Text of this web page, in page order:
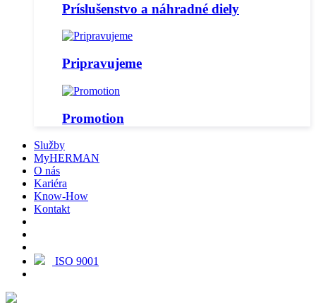
Príslušenstvo a náhradné diely
Pripravujeme
Promotion
Služby
MyHERMAN
O nás
Kariéra
Know-How
Kontakt
ISO 9001